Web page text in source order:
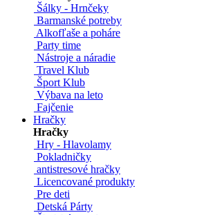
Šálky - Hrnčeky
Barmanské potreby
Alkofľaše a poháre
Party time
Nástroje a náradie
Travel Klub
Šport Klub
Výbava na leto
Fajčenie
Hračky
Hračky
Hry - Hlavolamy
Pokladničky
antistresové hračky
Licencované produkty
Pre deti
Detská Párty